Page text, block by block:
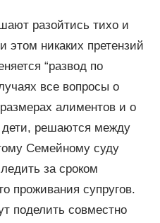
разойтись тихо и
этом никаких претензий
“развод по
все вопросы о
алиментов и о
дети, решаются между
Семейному суду
за сроком
проживания супругов.
поделить совместно